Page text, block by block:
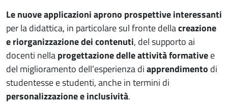
Le nuove applicazioni aprono prospettive interessanti
per la didattica, in particolare sul fronte dellacreazione
e riorganizzazione dei contenuti, del supporto ai
docenti nellaprogettazione delle attività formativee
del miglioramento dell’esperienza diapprendimento di
studentesse e studenti, anche in termini di
personalizzazione e inclusività.